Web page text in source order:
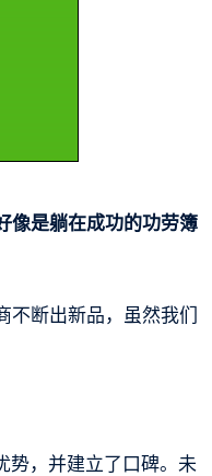
像是躺在成功的功劳簿
断出新品，虽然我们
势，并建立了口碑。未